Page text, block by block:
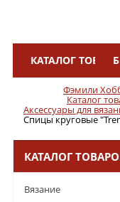
КАТАЛОГ ТОВАРОВ
Фэмили
Каталог
Аксессуары для
Спицы круговые
КАТАЛОГ
Вязание